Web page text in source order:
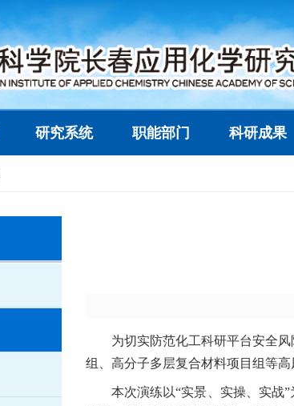
研究系统 职能部门 科研成果
为切实防范化工科研平台安全
组
、高分子多层复合材料项目组等
本次演练以“实景、实操、实战